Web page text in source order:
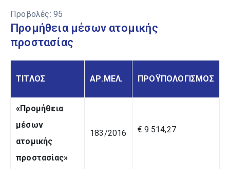
Προβολές: 95
Προμήθεια μέσων ατομικής
προστασίας
ΤΙΤΛΟΣ ΑΡ.ΜΕΛ. ΠΡΟΫΠΟΛΟΓΙΣΜΟΣ
«Προμήθεια
μέσων
ατομικής
προστασίας»
183/2016 € 9.514,27